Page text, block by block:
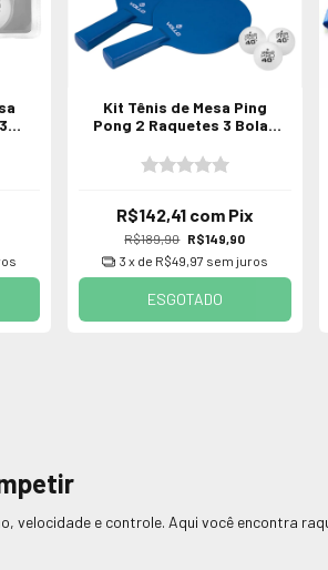
Kit Tênis de Mesa Ping
Pong 2 Raquetes 3 Bolas
R$189,90 R$149,90
R$142,41 com Pix
3 x de R$49,97 sem juros
ESGOTADO
velocidade e controle. Aqui você encontra